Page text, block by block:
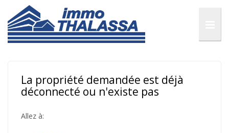
La propriété demandée est déjà
déconnecté ou n'existe pas
Allez à: